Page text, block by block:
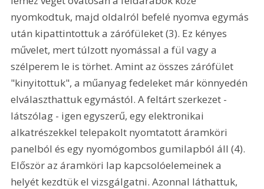
nyomkodtuk, majd oldalról befelé nyomva egymás
után kipattintottuk a zárófüleket (3). Ez kényes
művelet, mert túlzott nyomással a fül vagy a
szélperem le is törhet. Amint az összes zárófület
"kinyitottuk", a műanyag fedeleket már könnyedén
elválaszthattuk egymástól. A feltárt szerkezet -
látszólag - igen egyszerű, egy elektronikai
alkatrészekkel telepakolt nyomtatott áramköri
panelból és egy nyomógombos gumilapból áll (4).
Először az áramköri lap kapcsolóelemeinek a
helyét kezdtük el vizsgálgatni. Azonnal láthattuk,